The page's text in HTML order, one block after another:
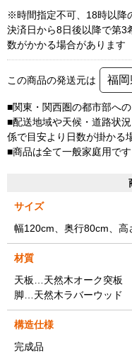
※時間指定不可、18時以
決済日から8日後以降で第
数がかかる場合があります
この商品の発送元は 福岡
■関東・関西圏の都市部へ
■配送地域や天候・道路状
係で目安より日数が掛かる
■商品は全て一般家庭用で
サイズ
幅120cm、奥行80cm、高
材質
天板…天然木オーク突板
脚…天然木ラバーウッド
構造仕様
完成品